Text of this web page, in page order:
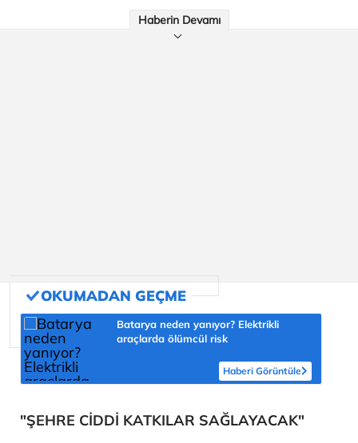
Haberin Devamı
Batarya neden yanıyor? Elektrikli
araçlarda ölümcül risk
Haberi Görüntüle
"ŞEHRE CİDDİ KATKILAR SAĞLAYACAK"